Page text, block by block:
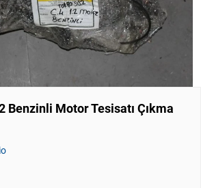
Benzinli Motor Tesisatı Çıkma